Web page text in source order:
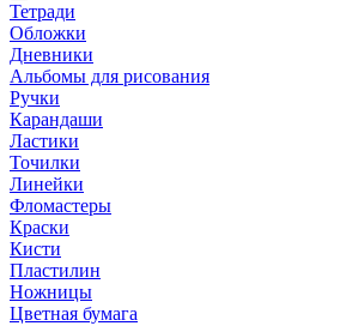
Тетради
Обложки
Дневники
Альбомы для рисования
Ручки
Карандаши
Ластики
Точилки
Линейки
Фломастеры
Краски
Кисти
Пластилин
Ножницы
Цветная бумага